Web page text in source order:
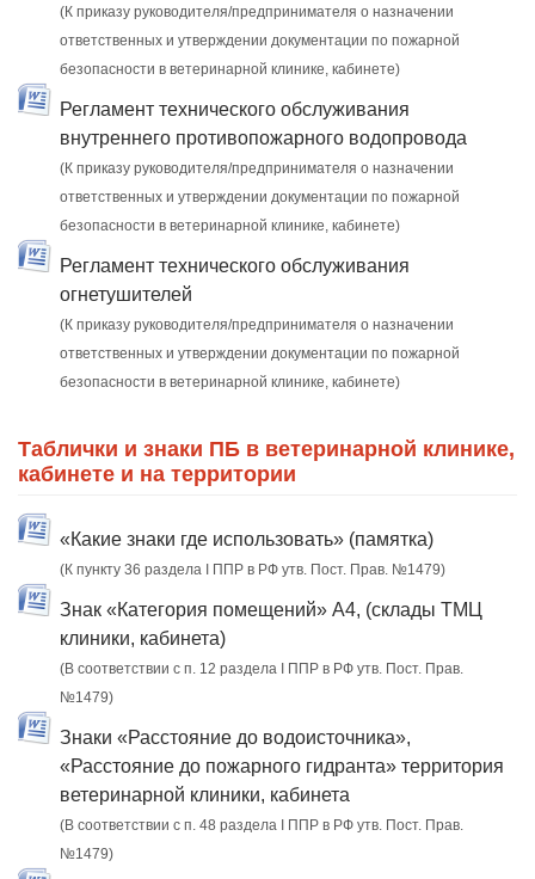
(К приказу руководителя/предпринимателя о назначении
ответственных и утверждении документации по пожарной
безопасности в ветеринарной клинике, кабинете)
Регламент технического обслуживания
внутреннего противопожарного водопровода
(К приказу руководителя/предпринимателя о назначении
ответственных и утверждении документации по пожарной
безопасности в ветеринарной клинике, кабинете)
Регламент технического обслуживания
огнетушителей
(К приказу руководителя/предпринимателя о назначении
ответственных и утверждении документации по пожарной
безопасности в ветеринарной клинике, кабинете)
Таблички и знаки ПБ в ветеринарной клинике,
кабинете и на территории
«Какие знаки где использовать» (памятка)
(К пункту 36 раздела I ППР в РФ утв. Пост. Прав. №1479)
Знак «Категория помещений» А4, (склады ТМЦ
клиники, кабинета)
(В соответствии с п. 12 раздела I ППР в РФ утв. Пост. Прав.
№1479)
Знаки «Расстояние до водоисточника»,
«Расстояние до пожарного гидранта» территория
ветеринарной клиники, кабинета
(В соответствии с п. 48 раздела I ППР в РФ утв. Пост. Прав.
№1479)